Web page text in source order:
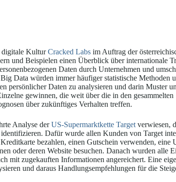
digitale KulturCracked Labs im Auftrag der
und Beispielen einen Überblick über internationale
Daten durch Unternehmen und
Data würden immer häufiger statistische Methoden
persönlicher Daten zu analysieren und darin Muster
gewinnen, die weit über die in den gesammelten
über zukünftiges Verhalten treffen.
Analyse derUS-Supermarktkette Target verwiesen,
Dafür wurde allen Kunden von Target
bezahlen, einen Gutschein verwenden, eine
oder deren Website besuchen. Danach wurden alle
mit zugekauften Informationen angereichert. Eine
und daraus Handlungsempfehlungen für die